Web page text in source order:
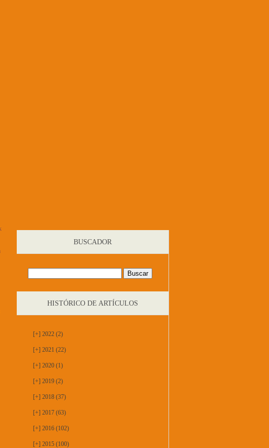
BUSCADOR
HISTÓRICO DE ARTÍCULOS
[+] 2022 (2)
[+] 2021 (22)
[+] 2020 (1)
[+] 2019 (2)
[+] 2018 (37)
[+] 2017 (63)
[+] 2016 (102)
[+] 2015 (100)